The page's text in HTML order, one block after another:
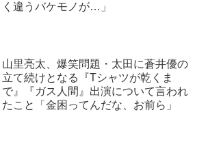
く違うバケモノが…」
山里亮太、爆笑問題・太田に蒼井優の
立て続けとなる『Tシャツが乾くま
で』『ガス人間』出演について言われ
たこと「金困ってんだな、お前ら」